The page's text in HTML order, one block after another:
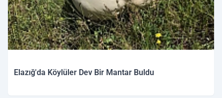
Elazığ'da Köylüler Dev Bir Mantar Buldu